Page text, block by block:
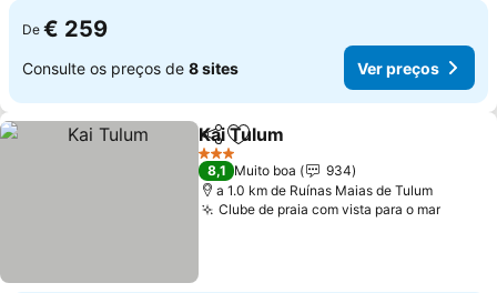
De € 259
Consulte os preços de 8 sites Ver preços
PartilharAdicionar aos favoritos
Kai Tulum
3 Estrelas
8,1 Muito boa
934
a 1.0 km de Ruínas Maias de Tulum
Clube de praia com vista para o mar